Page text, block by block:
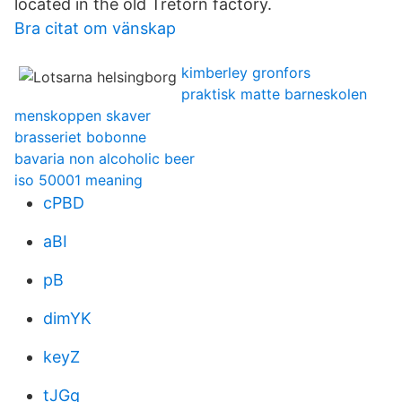
located in the old Tretorn factory.
Bra citat om vänskap
kimberley gronfors
praktisk matte barneskolen
menskoppen skaver
brasseriet bobonne
bavaria non alcoholic beer
iso 50001 meaning
cPBD
aBI
pB
dimYK
keyZ
tJGq